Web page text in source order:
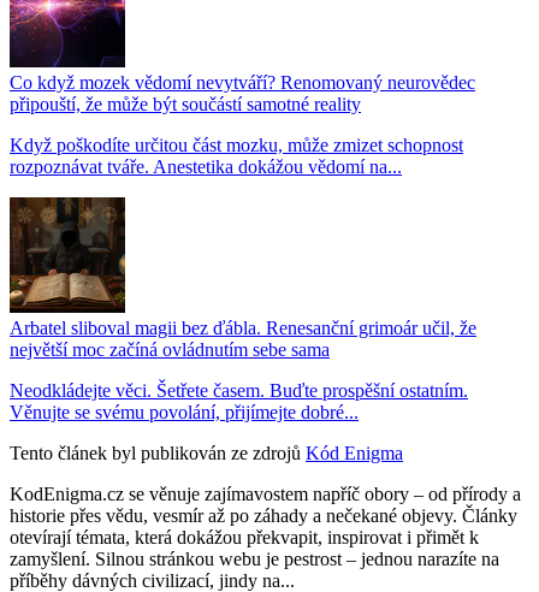
Co když mozek vědomí nevytváří? Renomovaný neurovědec
připouští, že může být součástí samotné reality
Když poškodíte určitou část mozku, může zmizet schopnost
rozpoznávat tváře. Anestetika dokážou vědomí na...
Arbatel sliboval magii bez ďábla. Renesanční grimoár učil, že
největší moc začíná ovládnutím sebe sama
Neodkládejte věci. Šetřete časem. Buďte prospěšní ostatním.
Věnujte se svému povolání, přijímejte dobré...
Tento článek byl publikován ze zdrojů Kód Enigma
KodEnigma.cz se věnuje zajímavostem napříč obory – od přírody a
historie přes vědu, vesmír až po záhady a nečekané objevy. Články
otevírají témata, která dokážou překvapit, inspirovat i přimět k
zamyšlení. Silnou stránkou webu je pestrost – jednou narazíte na
příběhy dávných civilizací, jindy na...